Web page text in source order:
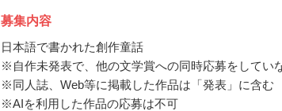
募集内容
日本語で書かれた創作童話
※自作未発表で、他の文学賞への同時応募をしてい
※同人誌、Web等に掲載した作品は「発表」に含む
※AIを利用した作品の応募は不可